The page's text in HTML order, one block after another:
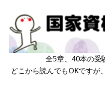
全5章、40本の受
どこから読んでもOKですが